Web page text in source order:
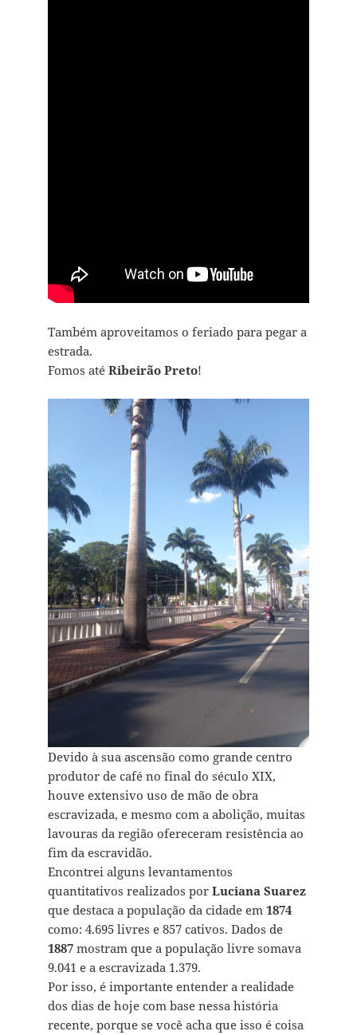
Também aproveitamos o feriado para pegar a
estrada.
Fomos até Ribeirão Preto!
Devido à sua ascensão como grande centro
produtor de café no final do século XIX,
houve extensivo uso de mão de obra
escravizada, e mesmo com a abolição, muitas
lavouras da região ofereceram resistência ao
fim da escravidão.
Encontrei alguns levantamentos
quantitativos realizados por Luciana Suarez
que destaca a população da cidade em 1874
como: 4.695 livres e 857 cativos. Dados de
1887mostram que a população livre somava
9.041 e a escravizada 1.379.
Por isso, é importante entender a realidade
dos dias de hoje com base nessa história
recente, porque se você acha que isso é coisa